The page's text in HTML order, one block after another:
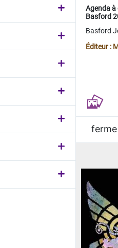
Agenda
Basford
Basford
Éditeur :
ferme